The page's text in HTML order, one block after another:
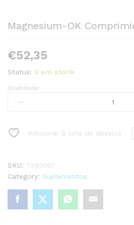
Magnesium-OK
€52,35
Status: 2 em stock
Magnesium-
Unidade(s)
Quatidade:
Adicionar à lista de desejos
SKU: 7393561
Category: Suplementos